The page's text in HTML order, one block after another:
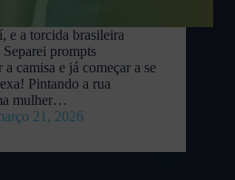
e a torcida brasileira
prompts
camisa e já começar a se
Pintando a rua
mulher…
21, 2026